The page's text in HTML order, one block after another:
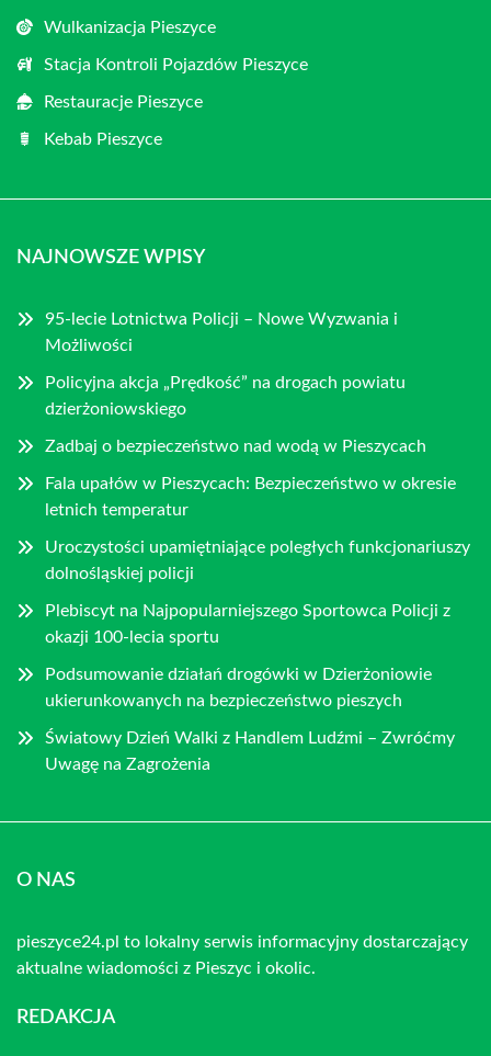
Wulkanizacja Pieszyce
Stacja Kontroli Pojazdów Pieszyce
Restauracje Pieszyce
Kebab Pieszyce
NAJNOWSZE WPISY
95-lecie Lotnictwa Policji – Nowe Wyzwania i
Możliwości
Policyjna akcja „Prędkość” na drogach powiatu
dzierżoniowskiego
Zadbaj o bezpieczeństwo nad wodą w Pieszycach
Fala upałów w Pieszycach: Bezpieczeństwo w okresie
letnich temperatur
Uroczystości upamiętniające poległych funkcjonariuszy
dolnośląskiej policji
Plebiscyt na Najpopularniejszego Sportowca Policji z
okazji 100-lecia sportu
Podsumowanie działań drogówki w Dzierżoniowie
ukierunkowanych na bezpieczeństwo pieszych
Światowy Dzień Walki z Handlem Ludźmi – Zwróćmy
Uwagę na Zagrożenia
O NAS
pieszyce24.pl to lokalny serwis informacyjny dostarczający
aktualne wiadomości z Pieszyc i okolic.
REDAKCJA